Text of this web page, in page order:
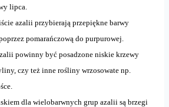
lipca.
azalii przybierają przepiękne barwy
pomarańczową do purpurowej.
powinny być posadzone niskie krzewy
czy też inne rośliny wrzosowate np.
dla wielobarwnych grup azalii są brzegi